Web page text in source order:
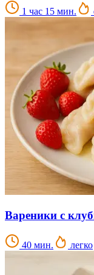
1 час 15 мин.
Вареники с
40 мин. легко